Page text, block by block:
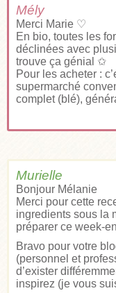
Mély
Merci Marie ♡
En bio, toutes les
déclinées avec
trouve ça génial ✩
Pour les acheter :
supermarché
complet (blé),
Murielle
Bonjour Mélanie
Merci pour cette
ingredients sous la
préparer ce week-
Bravo pour votre
(personnel et
d’exister
inspirez (je vous